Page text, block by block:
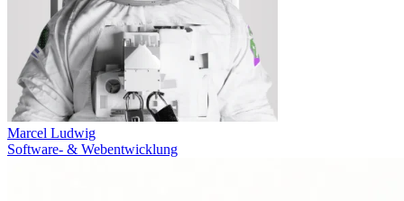
Marcel Ludwig
Software- & Webentwicklung